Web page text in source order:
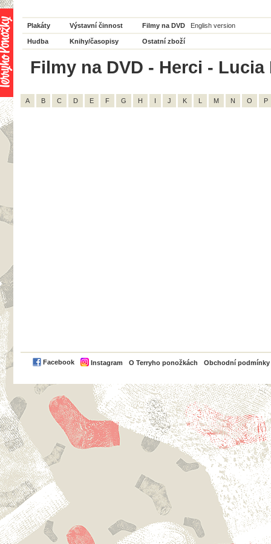
Plakáty Výstavní činnost Filmy na DVD English version
Hudba Knihy/časopisy Ostatní zboží
Filmy na DVD - Herci -
A B C D E F G H I J K L M N O P
Facebook Instagram O Terryho ponožkách Obchodní podmínky
PayPal